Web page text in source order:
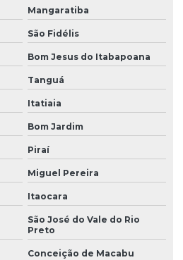
Mangaratiba
São Fidélis
Bom Jesus do Itabapoana
Tanguá
Itatiaia
Bom Jardim
Piraí
Miguel Pereira
Itaocara
São José do Vale do Rio
Preto
Conceição de Macabu